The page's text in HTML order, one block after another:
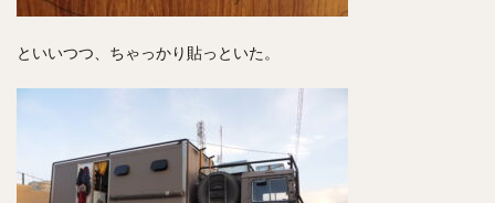
といいつつ、ちゃっかり貼っといた。